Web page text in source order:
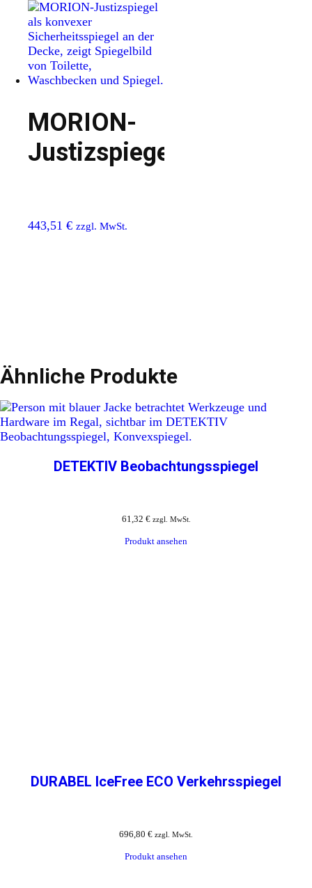
MORION-
Justizspiegel
443,51 € zzgl. MwSt.
Ähnliche Produkte
DETEKTIV Beobachtungsspiegel
61,32 € zzgl. MwSt.
Produkt ansehen
DURABEL IceFree ECO Verkehrsspiegel
696,80 € zzgl. MwSt.
Produkt ansehen